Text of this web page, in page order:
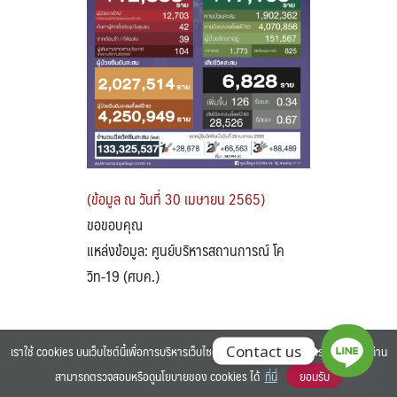
Search
(ข้อมูล ณ วันที่ 30 เมษายน 2565)
ขอขอบคุณ
แหล่งข้อมูล: ศูนย์บริหารสถานการณ์ โค
วิท-19 (ศบค.)
©2025 BANGKOK UNIVERSITY. ALL RIGHTS RESERVED.
เราใช้ cookies บนเว็บไซต์นี้เพื่อการบริหารเว็บไซต์ และเพิ่มประสิทธิภาพการใช้งานของท่าน
สามารถตรวจสอบหรือดูนโยบายของ cookies ได้ ที่นี่ ยอมรับ
Contact us